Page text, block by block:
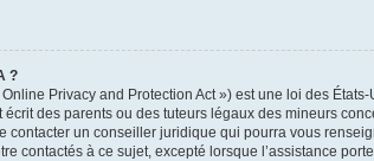
?
Privacy and Protection Act ») est une loi des
des parents ou des tuteurs légaux des mineurs
contacter un conseiller juridique qui pourra vous
contactés à ce sujet, excepté lorsque l’assistance